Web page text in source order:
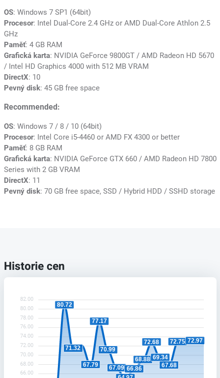
OS: Windows 7 SP1 (64bit)
Procesor: Intel Dual-Core 2.4 GHz or AMD Dual-Core Athlon 2.5
GHz
Paměť: 4 GB RAM
Grafická karta: NVIDIA GeForce 9800GT / AMD Radeon HD 5670
/ Intel HD Graphics 4000 with 512 MB VRAM
DirectX: 10
Pevný disk: 45 GB free space
Recommended:
OS: Windows 7 / 8 / 10 (64bit)
Procesor: Intel Core i5-4460 or AMD FX 4300 or better
Paměť: 8 GB RAM
Grafická karta: NVIDIA GeForce GTX 660 / AMD Radeon HD 7800
Series with 2 GB VRAM
DirectX: 11
Pevný disk: 70 GB free space, SSD / Hybrid HDD / SSHD storage
Historie cen
82.00
80.00
78.00
76.00
74.00
72.00
70.00
68.00
66.00
80.72
71.32
67.79
77.17
70.99
67.09 66.86
68.88
72.68
69.34
67.68
72.75 72.97